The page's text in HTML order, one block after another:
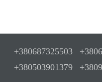
+380687325503
+380503901379